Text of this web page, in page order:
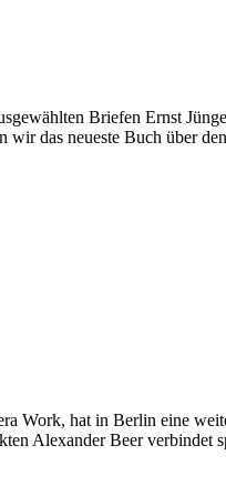
Briefen Ernst
wir das neueste Buch über
Work, hat in Berlin eine
Alexander Beer verbindet